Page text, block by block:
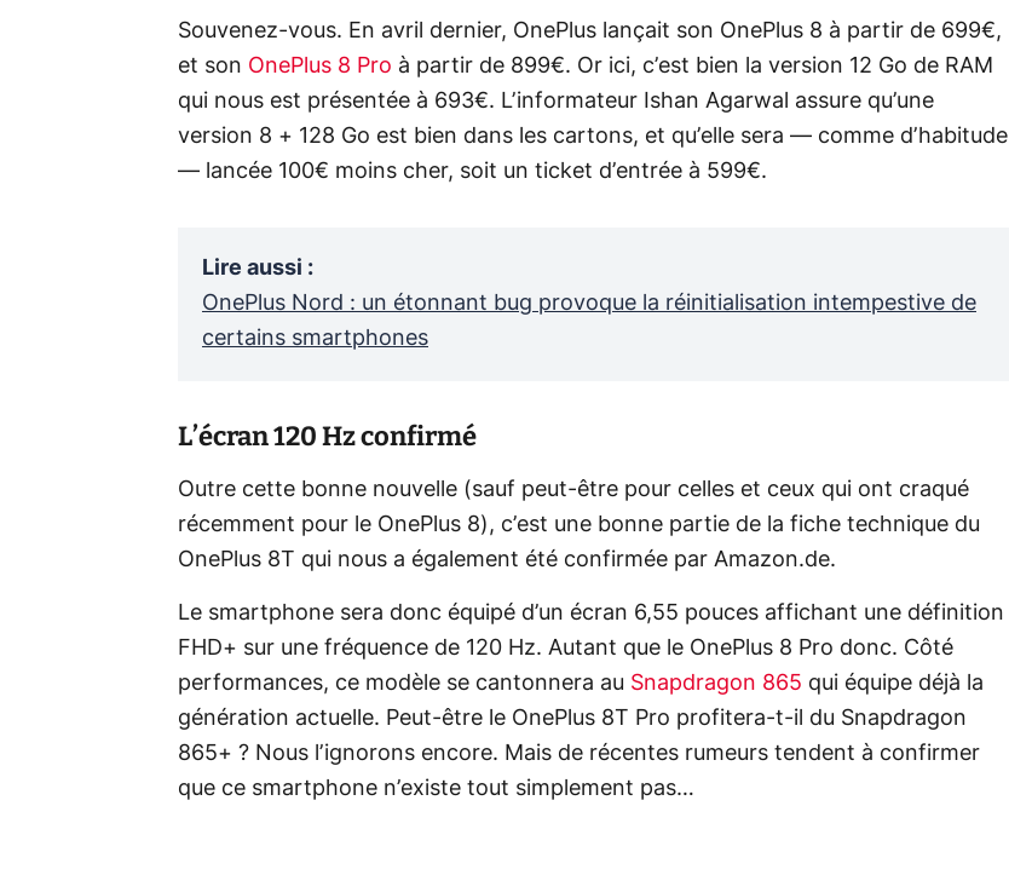
Souvenez-vous. En avril dernier, OnePlus lançait son OnePlus 8 à partir de 699€,
et son OnePlus 8 Pro à partir de 899€. Or ici, c’est bien la version 12 Go de RAM
qui nous est présentée à 693€. L’informateur Ishan Agarwal assure qu’une
version 8 + 128 Go est bien dans les cartons, et qu’elle sera — comme d’habitude
— lancée 100€ moins cher, soit un ticket d’entrée à 599€.
Lire aussi :
OnePlus Nord : un étonnant bug provoque la réinitialisation intempestive de
certains smartphones
L’écran 120 Hz confirmé
Outre cette bonne nouvelle (sauf peut-être pour celles et ceux qui ont craqué
récemment pour le OnePlus 8), c’est une bonne partie de la fiche technique du
OnePlus 8T qui nous a également été confirmée par Amazon.de.
Le smartphone sera donc équipé d’un écran 6,55 pouces affichant une définition
FHD+ sur une fréquence de 120 Hz. Autant que le OnePlus 8 Pro donc. Côté
performances, ce modèle se cantonnera au Snapdragon 865 qui équipe déjà la
génération actuelle. Peut-être le OnePlus 8T Pro profitera-t-il du Snapdragon
865+ ? Nous l’ignorons encore. Mais de récentes rumeurs tendent à confirmer
que ce smartphone n’existe tout simplement pas…